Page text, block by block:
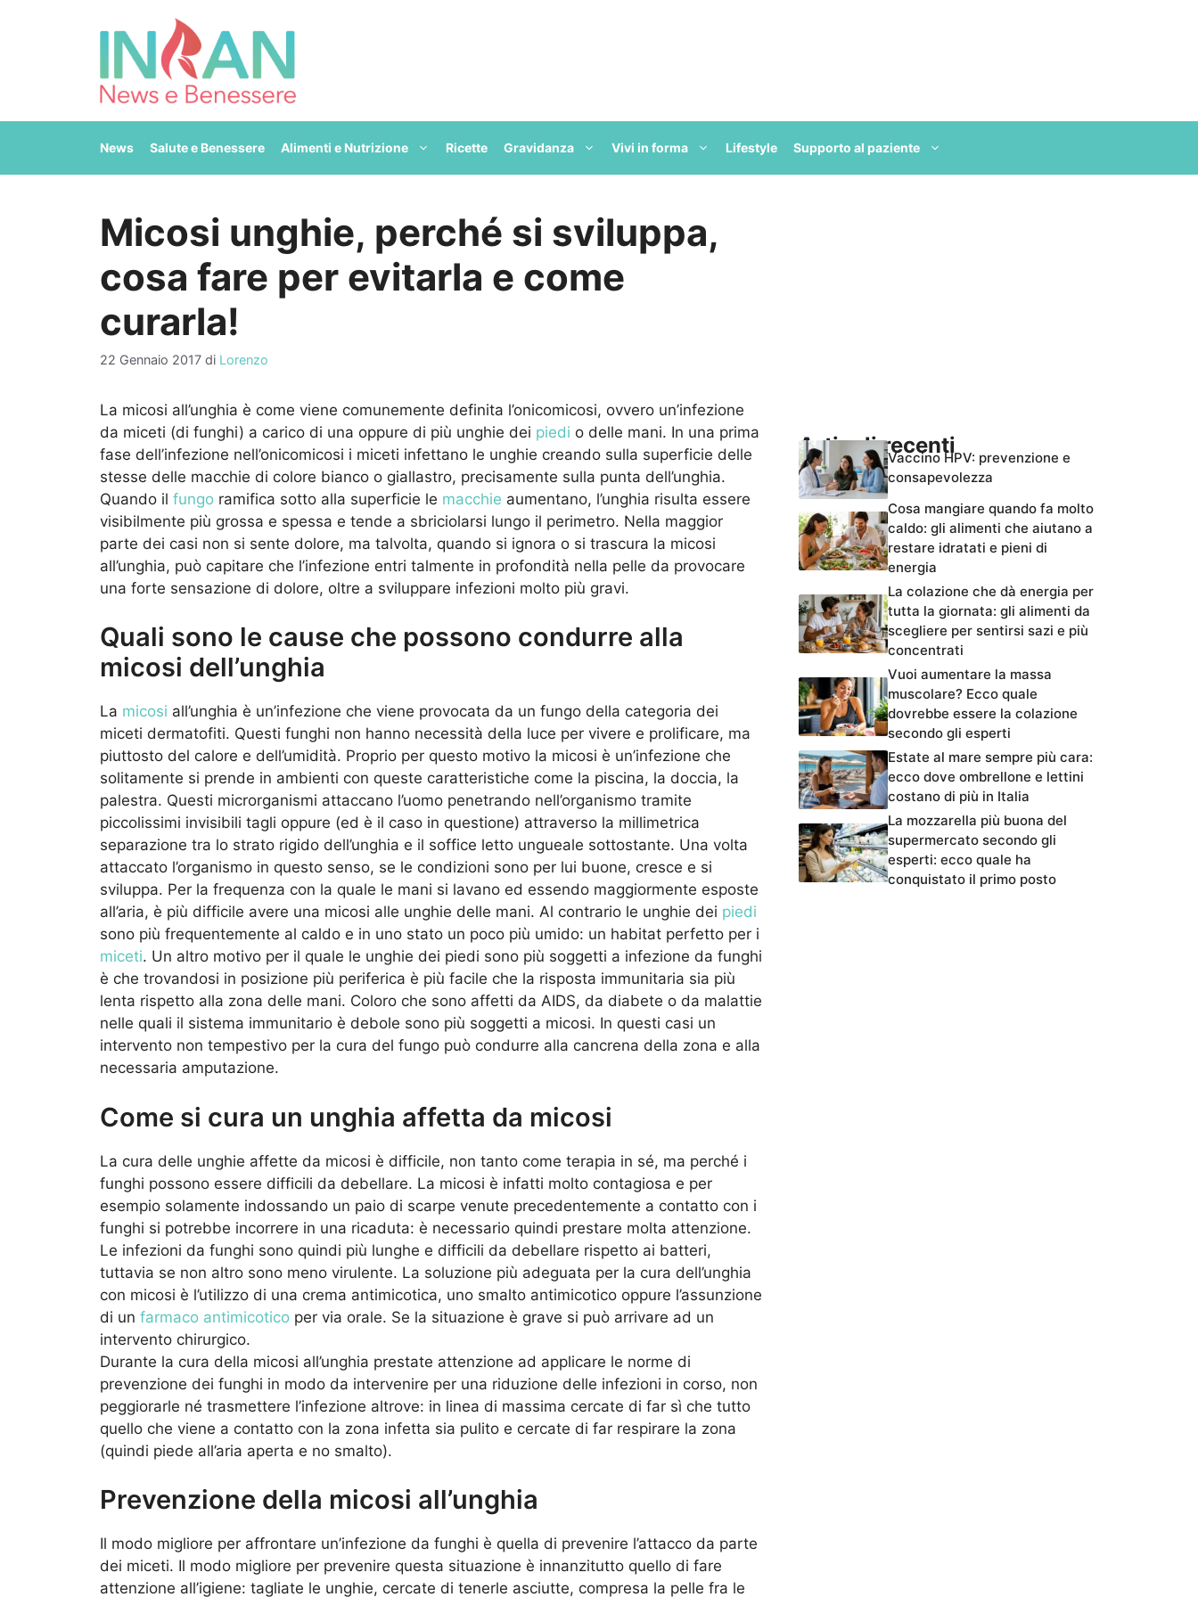
News Salute e Benessere Alimenti e Nutrizione Ricette Gravidanza Vivi in forma Lifestyle Supporto al paziente
Micosi unghie, perché si sviluppa,
cosa fare per evitarla e come
curarla!
22 Gennaio 2017 di Lorenzo
La micosi all’unghia è come viene comunemente definita l’onicomicosi, ovvero un’infezione
da miceti (di funghi) a carico di una oppure di più unghie dei piedi o delle mani. In una prima
fase dell’infezione nell’onicomicosi i miceti infettano le unghie creando sulla superficie delle
stesse delle macchie di colore bianco o giallastro, precisamente sulla punta dell’unghia.
Quando il fungo ramifica sotto alla superficie le macchie aumentano, l’unghia risulta essere
visibilmente più grossa e spessa e tende a sbriciolarsi lungo il perimetro. Nella maggior
parte dei casi non si sente dolore, ma talvolta, quando si ignora o si trascura la micosi
all’unghia, può capitare che l’infezione entri talmente in profondità nella pelle da provocare
una forte sensazione di dolore, oltre a sviluppare infezioni molto più gravi.
Quali sono le cause che possono condurre alla
micosi dell’unghia
La micosi all’unghia è un’infezione che viene provocata da un fungo della categoria dei
miceti dermatofiti. Questi funghi non hanno necessità della luce per vivere e prolificare, ma
piuttosto del calore e dell’umidità. Proprio per questo motivo la micosi è un’infezione che
solitamente si prende in ambienti con queste caratteristiche come la piscina, la doccia, la
palestra. Questi microrganismi attaccano l’uomo penetrando nell’organismo tramite
piccolissimi invisibili tagli oppure (ed è il caso in questione) attraverso la millimetrica
separazione tra lo strato rigido dell’unghia e il soffice letto ungueale sottostante. Una volta
attaccato l’organismo in questo senso, se le condizioni sono per lui buone, cresce e si
sviluppa. Per la frequenza con la quale le mani si lavano ed essendo maggiormente esposte
all’aria, è più difficile avere una micosi alle unghie delle mani. Al contrario le unghie dei piedi
sono più frequentemente al caldo e in uno stato un poco più umido: un habitat perfetto per i
miceti. Un altro motivo per il quale le unghie dei piedi sono più soggetti a infezione da funghi
è che trovandosi in posizione più periferica è più facile che la risposta immunitaria sia più
lenta rispetto alla zona delle mani. Coloro che sono affetti da AIDS, da diabete o da malattie
nelle quali il sistema immunitario è debole sono più soggetti a micosi. In questi casi un
intervento non tempestivo per la cura del fungo può condurre alla cancrena della zona e alla
necessaria amputazione.
Come si cura un unghia affetta da micosi
La cura delle unghie affette da micosi è difficile, non tanto come terapia in sé, ma perché i
funghi possono essere difficili da debellare. La micosi è infatti molto contagiosa e per
esempio solamente indossando un paio di scarpe venute precedentemente a contatto con i
funghi si potrebbe incorrere in una ricaduta: è necessario quindi prestare molta attenzione.
Le infezioni da funghi sono quindi più lunghe e difficili da debellare rispetto ai batteri,
tuttavia se non altro sono meno virulente. La soluzione più adeguata per la cura dell’unghia
con micosi è l’utilizzo di una crema antimicotica, uno smalto antimicotico oppure l’assunzione
di un farmaco antimicotico per via orale. Se la situazione è grave si può arrivare ad un
intervento chirurgico.
Durante la cura della micosi all’unghia prestate attenzione ad applicare le norme di
prevenzione dei funghi in modo da intervenire per una riduzione delle infezioni in corso, non
peggiorarle né trasmettere l’infezione altrove: in linea di massima cercate di far sì che tutto
quello che viene a contatto con la zona infetta sia pulito e cercate di far respirare la zona
(quindi piede all’aria aperta e no smalto).
Prevenzione della micosi all’unghia
Il modo migliore per affrontare un’infezione da funghi è quella di prevenire l’attacco da parte
dei miceti. Il modo migliore per prevenire questa situazione è innanzitutto quello di fare
attenzione all’igiene: tagliate le unghie, cercate di tenerle asciutte, compresa la pelle fra le
Articoli recentiVaccino HPV: prevenzione e
consapevolezza
Cosa mangiare quando fa molto
caldo: gli alimenti che aiutano a
restare idratati e pieni di
energia
La colazione che dà energia per
tutta la giornata: gli alimenti da
scegliere per sentirsi sazi e più
concentrati
Vuoi aumentare la massa
muscolare? Ecco quale
dovrebbe essere la colazione
secondo gli esperti
Estate al mare sempre più cara:
ecco dove ombrellone e lettini
costano di più in Italia
La mozzarella più buona del
supermercato secondo gli
esperti: ecco quale ha
conquistato il primo posto